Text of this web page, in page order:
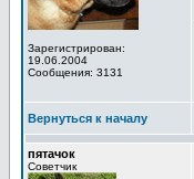
Зарегистрирован:
19.06.2004
Сообщения: 3131
Вернуться к началу
пятачок
Советчик